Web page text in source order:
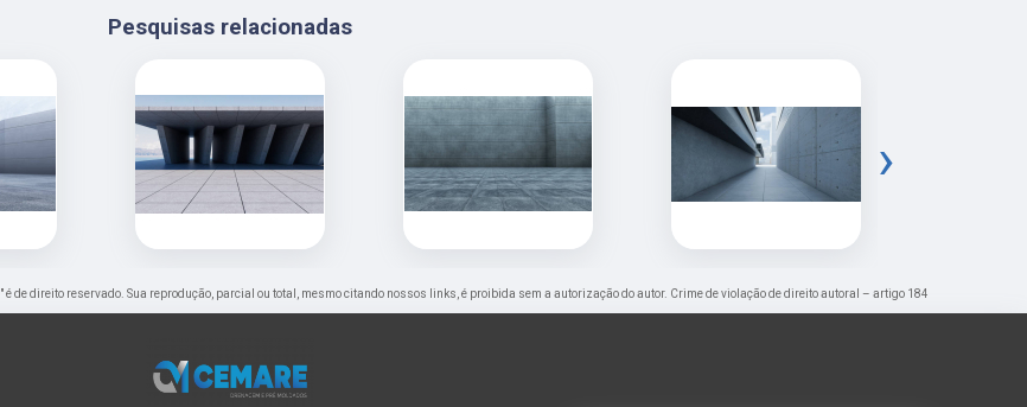
Pesquisas relacionadas
›
" é de direito reservado. Sua reprodução, parcial ou total, mesmo citando nossos links, é proibida sem a autorização do autor. Crime de violação de direito autoral – artigo 184